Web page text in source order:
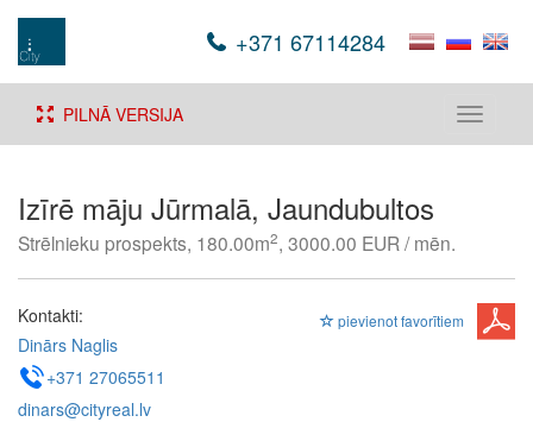
+371 67114284
Toggle
PILNĀ VERSIJA
Izīrē māju Jūrmalā, Jaundubultos
Strēlnieku prospekts, 180.00m2, 3000.00 EUR / mēn.
pievienot favorītiem
Kontakti:
Dinārs Naglis
+371 27065511
dinars@cityreal.lv